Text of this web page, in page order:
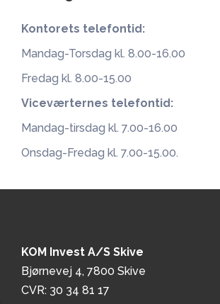
Kontorets telefontid:
Mandag-Torsdag kl. 8.00-16.00
Fredag kl. 8.00-15.00
Viceværternes telefontid:
Mandag-tirsdag kl. 7.00-16.00
Onsdag-Fredag kl. 7.00-15.00.
KOM Invest A/S Skive
Bjørnevej 4, 7800 Skive
CVR: 30 34 81 17